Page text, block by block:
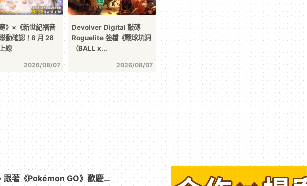
》×《新世紀福音
動確認！8 月 28
線
2026/08/07
Devolver Digital 敲磚
Roguelite 強檔《戰球坑洞
（BALL x…
2026/08/07
跟著《Pokémon GO》歡慶